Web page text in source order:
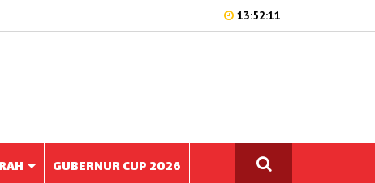
13:52:11
GUBERNUR CUP 2026